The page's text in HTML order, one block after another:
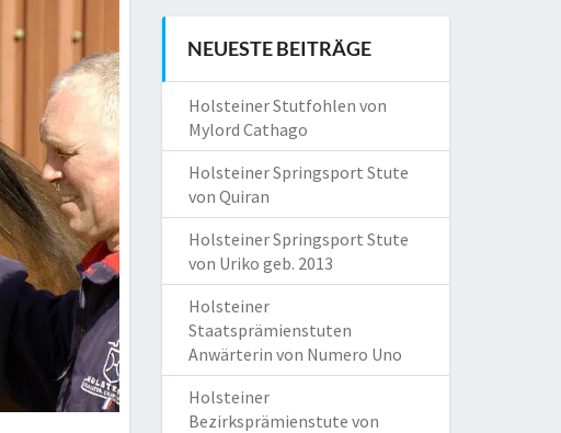
NEUESTE BEITRÄGE
Holsteiner Stutfohlen von
Mylord Cathago
Holsteiner Springsport Stute
von Quiran
Holsteiner Springsport Stute
von Uriko geb. 2013
Holsteiner
Staatsprämienstuten
Anwärterin von Numero Uno
Holsteiner
Bezirksprämienstute von